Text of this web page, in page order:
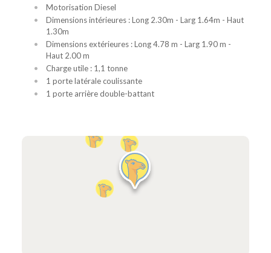
Motorisation Diesel
Dimensions intérieures : Long 2.30m - Larg 1.64m - Haut
1.30m
Dimensions extérieures : Long 4.78 m - Larg 1.90 m -
Haut 2.00 m
Charge utile : 1,1 tonne
1 porte latérale coulissante
1 porte arrière double-battant